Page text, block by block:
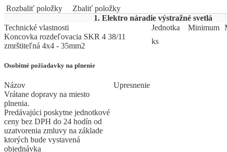
Rozbaliť položky
Zbaliť položky
1. Elektro náradie výstražné svetlá
Technické vlastnosti
Jed­not­ka Mi­ni­mum
Koncovka rozdeľovacia SKR 4 38/11
zmrštiteľná 4x4 - 35mm2
ks
Osobitné požiadavky na plnenie
Názov
Upresnenie
Vrátane dopravy na miesto
plnenia.
Predávajúci poskytne jednotkové
ceny bez DPH do 24 hodín od
uzatvorenia zmluvy na základe
ktorých bude vystavená
objednávka